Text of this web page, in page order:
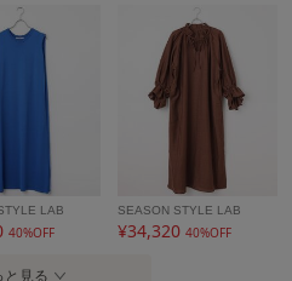
LAB
40%OFF
SEASON STYLE LAB
¥34,320 40%OFF
と見る